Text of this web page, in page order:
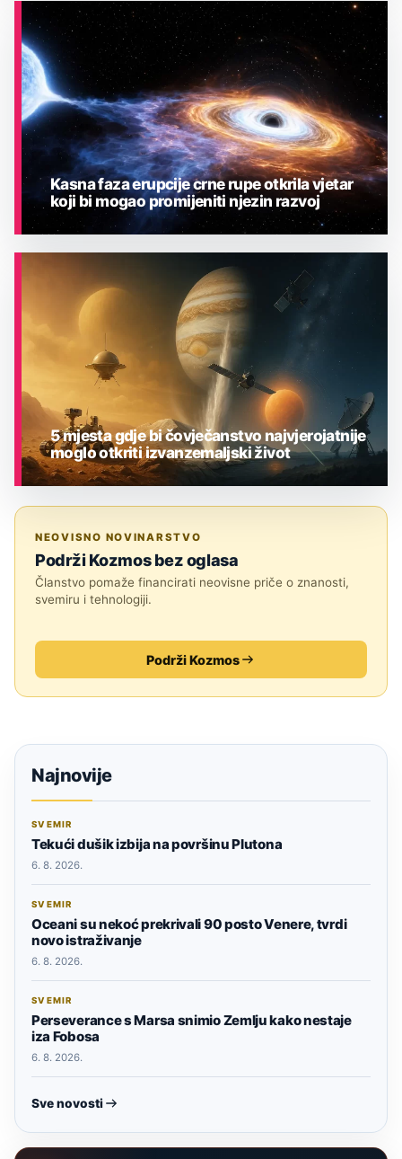
ASTRONOMIJA
Kasna faza erupcije crne rupe otkrila vjetar
koji bi mogao promijeniti njezin razvoj
5 mjesta gdje bi čovječanstvo najvjerojatnije
moglo otkriti izvanzemaljski život
NEOVISNO NOVINARSTVO
Podrži Kozmos bez oglasa
Članstvo pomaže financirati neovisne priče o znanosti,
svemiru i tehnologiji.
Podrži Kozmos
Najnovije
SVEMIR
Tekući dušik izbija na površinu Plutona
6. 8. 2026.
SVEMIR
Oceani su nekoć prekrivali 90 posto Venere, tvrdi
novo istraživanje
6. 8. 2026.
SVEMIR
Perseverance s Marsa snimio Zemlju kako nestaje
iza Fobosa
6. 8. 2026.
Sve novosti